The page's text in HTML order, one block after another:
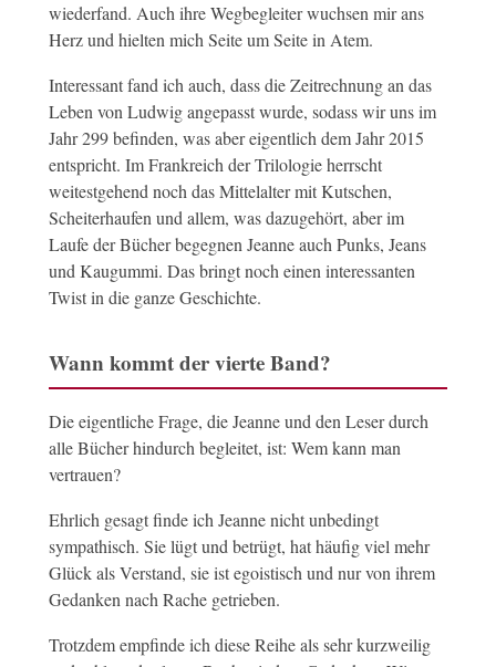
wiederfand. Auch ihre Wegbegleiter wuchsen mir ans
Herz und hielten mich Seite um Seite in Atem.
Interessant fand ich auch, dass die Zeitrechnung an das
Leben von Ludwig angepasst wurde, sodass wir uns im
Jahr 299 befinden, was aber eigentlich dem Jahr 2015
entspricht. Im Frankreich der Trilologie herrscht
weitestgehend noch das Mittelalter mit Kutschen,
Scheiterhaufen und allem, was dazugehört, aber im
Laufe der Bücher begegnen Jeanne auch Punks, Jeans
und Kaugummi. Das bringt noch einen interessanten
Twist in die ganze Geschichte.
Wann kommt der vierte Band?
Die eigentliche Frage, die Jeanne und den Leser durch
alle Bücher hindurch begleitet, ist: Wem kann man
vertrauen?
Ehrlich gesagt finde ich Jeanne nicht unbedingt
sympathisch. Sie lügt und betrügt, hat häufig viel mehr
Glück als Verstand, sie ist egoistisch und nur von ihrem
Gedanken nach Rache getrieben.
Trotzdem empfinde ich diese Reihe als sehr kurzweilig